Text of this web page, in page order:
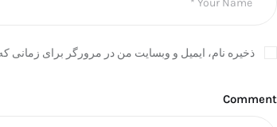
ذخیره نام، ایمیل و وبسایت من در مرورگر برای زمانی
Comment